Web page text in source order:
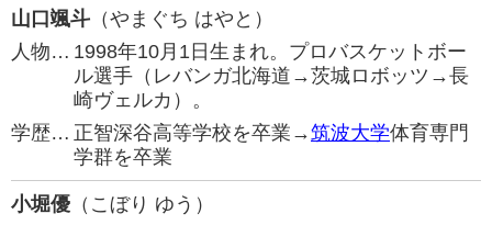
山口颯斗 （やまぐち はやと）
人物… 1998年10月1日生まれ。プロバスケットボー
ル選手（レバンガ北海道→茨城ロボッツ→長
崎ヴェルカ）。
学歴… 正智深谷高等学校を卒業→筑波大学体育専門
学群を卒業
小堀優 （こぼり ゆう）